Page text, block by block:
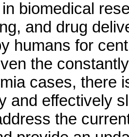
biomedical
and drug
humans for
the
cases, there
and effectively
the